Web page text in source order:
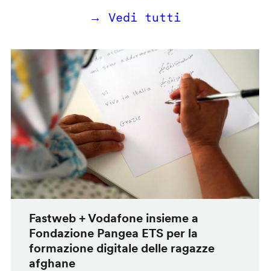
→ Vedi tutti
Fastweb + Vodafone insieme a
Fondazione Pangea ETS per la
formazione digitale delle ragazze
afghane